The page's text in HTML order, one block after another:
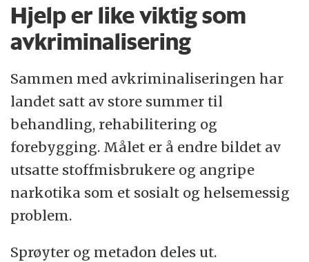
Hjelp er like viktig som
avkriminalisering
Sammen med avkriminaliseringen har
landet satt av store summer til
behandling, rehabilitering og
forebygging. Målet er å endre bildet av
utsatte stoffmisbrukere og angripe
narkotika som et sosialt og helsemessig
problem.
Sprøyter og metadon deles ut.